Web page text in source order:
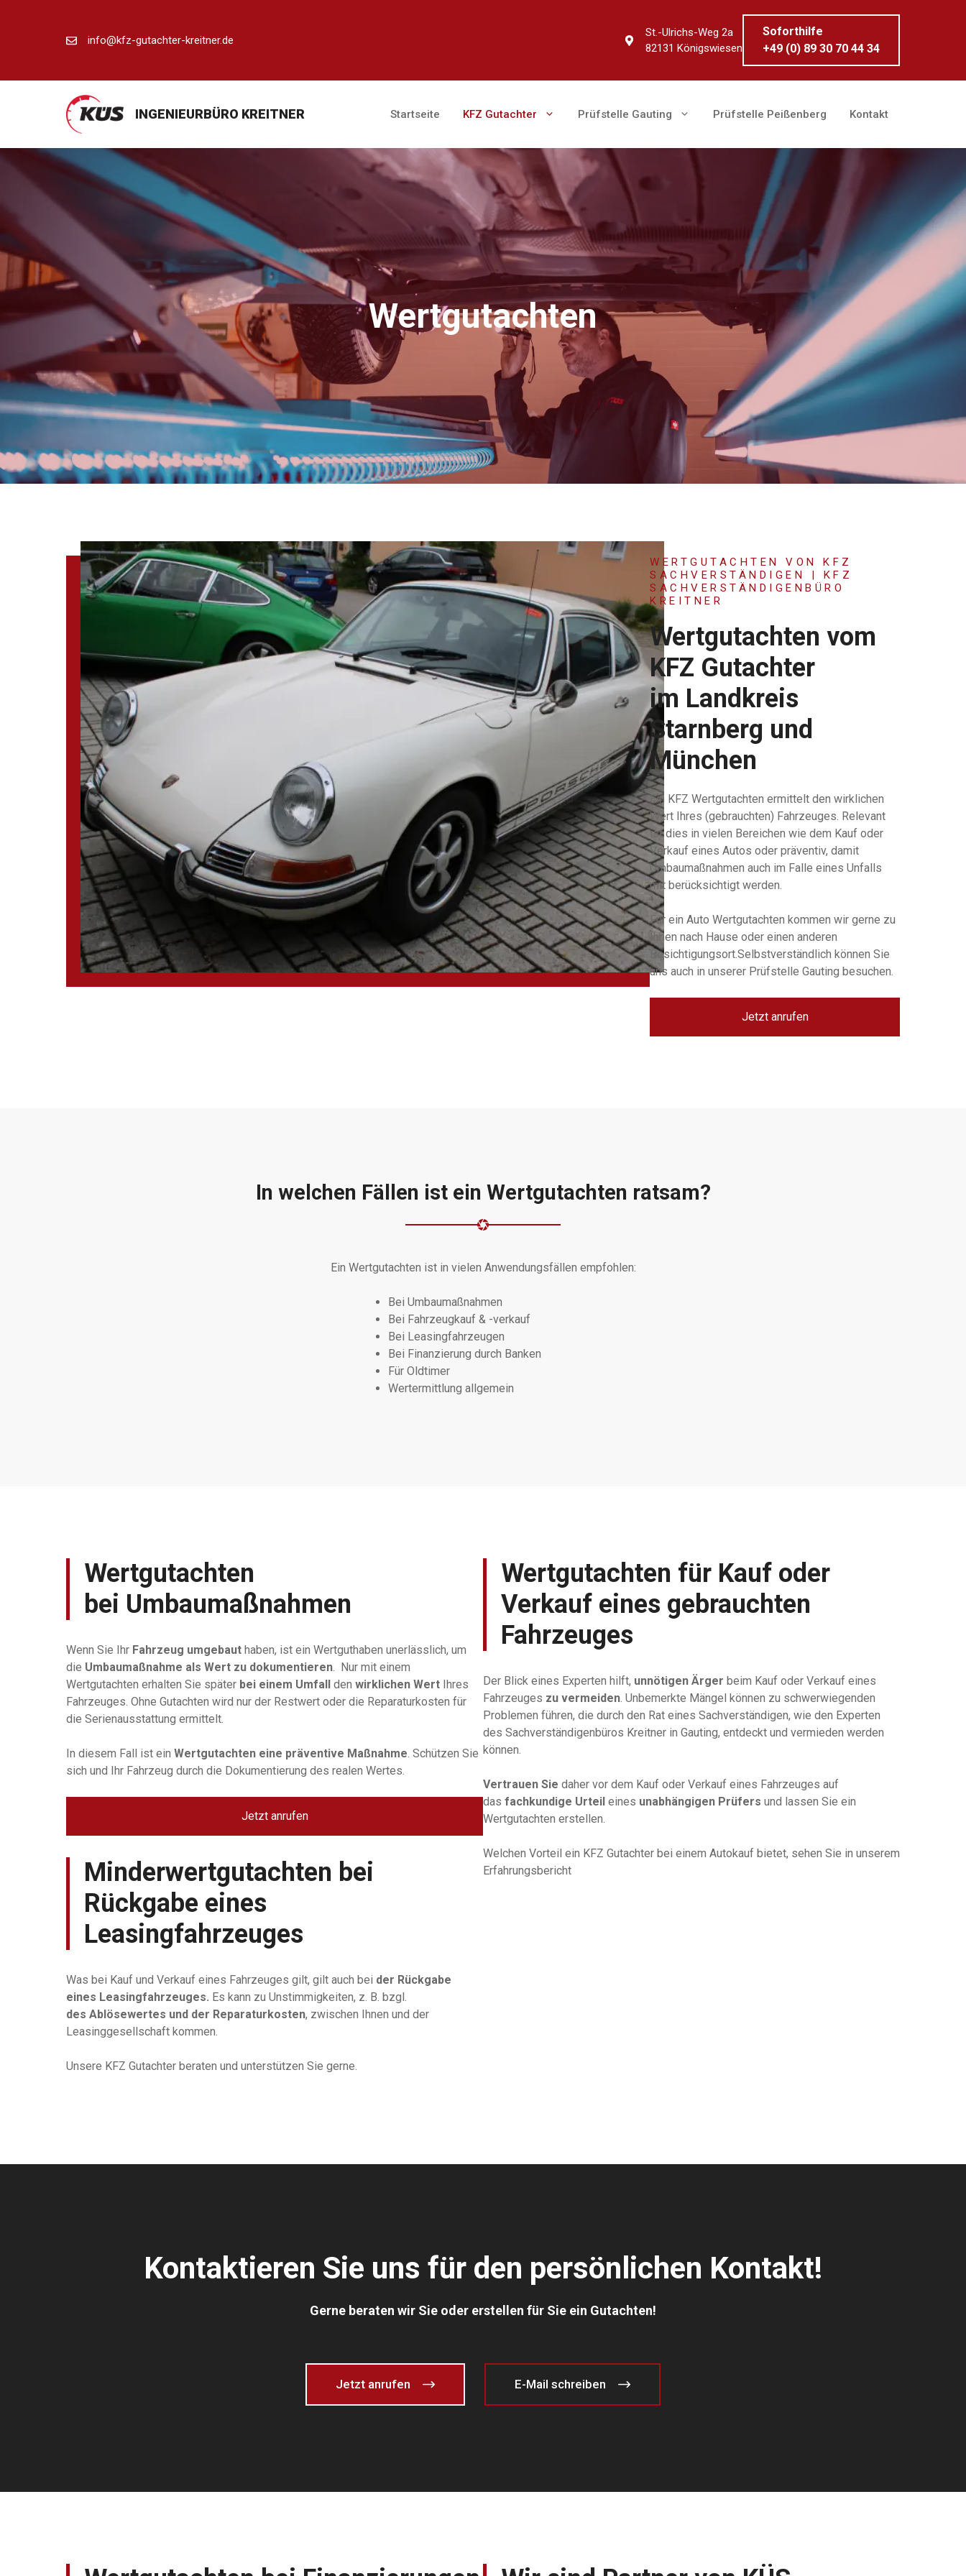
info@kfz-gutachter-kreitner.de
St.-Ulrichs-Weg 2a
82131 Königswiesen
Soforthilfe
+49 (0) 89 30 70 44 34
INGENIEURBÜRO KREITNER Startseite KFZ Gutachter Prüfstelle Gauting Prüfstelle Peißenberg Kontakt
Wertgutachten
WERTGUTACHTEN VON KFZ
SACHVERSTÄNDIGEN | KFZ
SACHVERSTÄNDIGENBÜRO
KREITNER
Wertgutachten vom
KFZ Gutachter
im Landkreis
Starnberg und
München
Ein KFZ Wertgutachten ermittelt den wirklichen
Wert Ihres (gebrauchten) Fahrzeuges. Relevant
ist dies in vielen Bereichen wie dem Kauf oder
Verkauf eines Autos oder präventiv, damit
Umbaumaßnahmen auch im Falle eines Unfalls
mit berücksichtigt werden.
Für ein Auto Wertgutachten kommen wir gerne zu
Ihnen nach Hause oder einen anderen
Besichtigungsort.Selbstverständlich können Sie
uns auch in unserer Prüfstelle Gauting besuchen.
Jetzt anrufen
In welchen Fällen ist ein Wertgutachten ratsam?
Ein Wertgutachten ist in vielen Anwendungsfällen empfohlen:
Bei Umbaumaßnahmen
Bei Fahrzeugkauf & -verkauf
Bei Leasingfahrzeugen
Bei Finanzierung durch Banken
Für Oldtimer
Wertermittlung allgemein
Wertgutachten
bei Umbaumaßnahmen
Wenn Sie Ihr Fahrzeug umgebaut haben, ist ein Wertguthaben unerlässlich, um
die Umbaumaßnahme als Wert zu dokumentieren. Nur mit einem
Wertgutachten erhalten Sie später bei einem Umfall den wirklichen Wert Ihres
Fahrzeuges. Ohne Gutachten wird nur der Restwert oder die Reparaturkosten für
die Serienausstattung ermittelt.
In diesem Fall ist ein Wertgutachten eine präventive Maßnahme. Schützen Sie
sich und Ihr Fahrzeug durch die Dokumentierung des realen Wertes.
Jetzt anrufen
Minderwertgutachten bei
Rückgabe eines
Leasingfahrzeuges
Was bei Kauf und Verkauf eines Fahrzeuges gilt, gilt auch bei der Rückgabe
eines Leasingfahrzeuges. Es kann zu Unstimmigkeiten, z. B. bzgl.
des Ablösewertes und der Reparaturkosten, zwischen Ihnen und der
Leasinggesellschaft kommen.
Unsere KFZ Gutachter beraten und unterstützen Sie gerne.
Wertgutachten für Kauf oder
Verkauf eines gebrauchten
Fahrzeuges
Der Blick eines Experten hilft, unnötigen Ärger beim Kauf oder Verkauf eines
Fahrzeuges zu vermeiden. Unbemerkte Mängel können zu schwerwiegenden
Problemen führen, die durch den Rat eines Sachverständigen, wie den Experten
des Sachverständigenbüros Kreitner in Gauting, entdeckt und vermieden werden
können.
Vertrauen Sie daher vor dem Kauf oder Verkauf eines Fahrzeuges auf
das fachkundige Urteil eines unabhängigen Prüfers und lassen Sie ein
Wertgutachten erstellen.
Welchen Vorteil ein KFZ Gutachter bei einem Autokauf bietet, sehen Sie in unserem
Erfahrungsbericht
Kontaktieren Sie uns für den persönlichen Kontakt!
Gerne beraten wir Sie oder erstellen für Sie ein Gutachten!
Jetzt anrufen E-Mail schreiben